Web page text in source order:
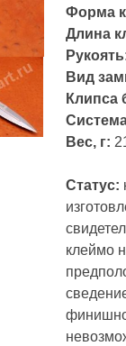
Форма
Длина
Вид
Клипса
Вес, г:
Статус:
клеймо